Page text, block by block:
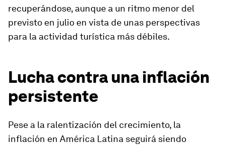
recuperándose, aunque a un ritmo menor del
previsto en julio en vista de unas perspectivas
para la actividad turística más débiles.
Lucha contra una inflación
persistente
Pese a la ralentización del crecimiento, la
inflación en América Latina seguirá siendo